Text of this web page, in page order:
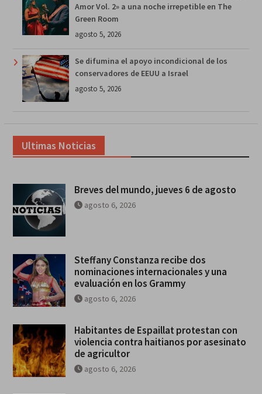
Amor Vol. 2» a una noche irrepetible en The
Green Room
agosto 5, 2026
Se difumina el apoyo incondicional de los
conservadores de EEUU a Israel
agosto 5, 2026
Ultimas Noticias
Breves del mundo, jueves 6 de agosto
agosto 6, 2026
Steffany Constanza recibe dos
nominaciones internacionales y una
evaluación en los Grammy
agosto 6, 2026
Habitantes de Espaillat protestan con
violencia contra haitianos por asesinato
de agricultor
agosto 6, 2026